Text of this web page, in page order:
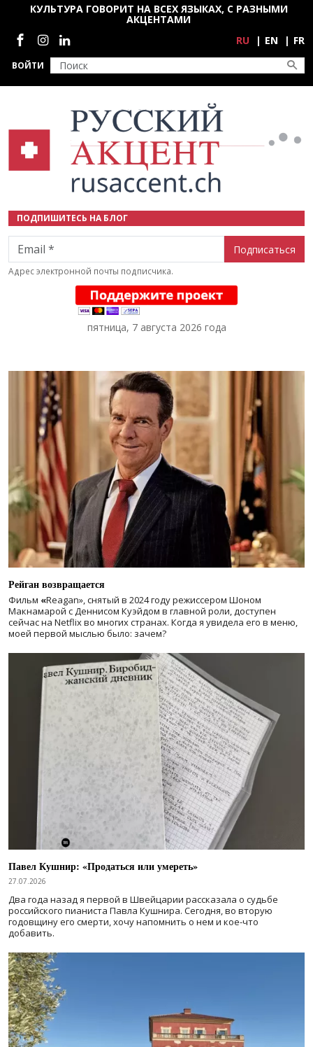
Перейти к основному содержанию
ВОЙТИ
КУЛЬТУРА ГОВОРИТ НА ВСЕХ ЯЗЫКАХ, С РАЗНЫМИ
АКЦЕНТАМИ
Социальные сети
RU EN FR
ПОДПИШИТЕСЬ НА БЛОГ
Email
Адрес электронной почты подписчика.
пятница, 7 августа 2026 года
Рейган возвращается
Фильм «Reagan», снятый в 2024 годурежиссером Шоном
Макнамарой с Деннисом Куэйдом в главной роли, доступен
сейчас на Netflix во многих странах. Когда я увидела его в меню,
моей первой мыслью было: зачем?
Павел Кушнир: «Продаться или умереть»
27.07.2026
Два года назад я первой в Швейцарии рассказала о судьбе
российского пианиста Павла Кушнира. Сегодня, во вторую
годовщину его смерти, хочу напомнить о нем и кое-что
добавить.